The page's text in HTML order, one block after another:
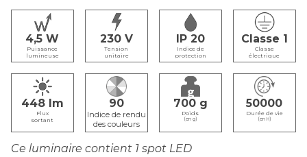
4,5
Puissance
lumineuse
230
Tension
unitaire
IP 20
Indice de
protection
Classe 1
Classe
électrique
448
Flux
sortant
90 700
Poids
(en g)
50000
Durée de vie
(en H)
Ce luminaire contient 1 spot LED